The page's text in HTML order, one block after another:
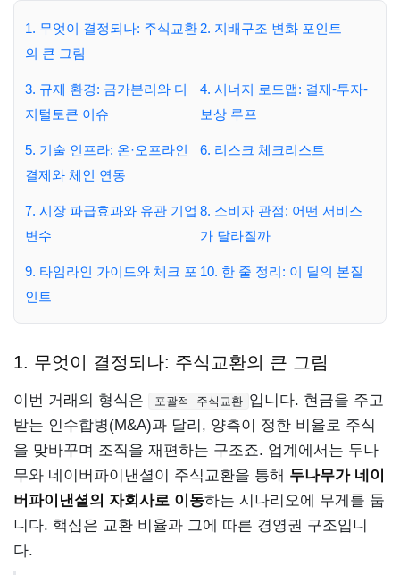
1. 무엇이 결정되나: 주식교환
의 큰 그림
2. 지배구조 변화 포인트
3. 규제 환경: 금가분리와 디
지털토큰 이슈
4. 시너지 로드맵: 결제-투자-
보상 루프
5. 기술 인프라: 온·오프라인
결제와 체인 연동
6. 리스크 체크리스트
7. 시장 파급효과와 유관 기업
변수
8. 소비자 관점: 어떤 서비스
가 달라질까
9. 타임라인 가이드와 체크 포
인트
10. 한 줄 정리: 이 딜의 본질
1. 무엇이 결정되나: 주식교환의 큰 그림
이번 거래의 형식은 포괄적 주식교환 입니다. 현금을 주고
받는 인수합병(M&A)과 달리, 양측이 정한 비율로 주식
을 맞바꾸며 조직을 재편하는 구조죠. 업계에서는 두나
무와 네이버파이낸셜이 주식교환을 통해 두나무가 네이
버파이낸셜의 자회사로 이동하는 시나리오에 무게를 둡
니다. 핵심은 교환 비율과 그에 따른 경영권 구조입니
다.